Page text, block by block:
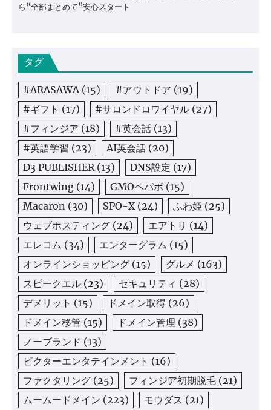
ら“全部まとめて”安心スタート
タグ
#ARASAWA (15) #アウトドア (19)
#ギフト (17) #サロンドロワイヤル (27)
#フィンジア (18) #英会話 (13)
#英語学習 (23) AI英会話 (20)
D3 PUBLISHER (13) DNS設定 (17)
Frontwing (14) GMOペパボ (15)
Macaron (30) SPO-X (24) ふわ姫 (25)
ウェブホスティング (24) エアトリ (14)
エレコム (34) エンターグラム (15)
オンラインショッピング (15) グルメ (163)
スピークエル (23) セキュリティ (28)
デメリット (15) ドメイン取得 (26)
ドメイン移管 (15) ドメイン管理 (38)
ノーブランド (13)
ビクターエンタテインメント (16)
ファクタリング (25) フィンジア初期脱毛 (21)
ムームードメイン (223) モウダス (21)